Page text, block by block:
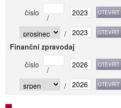
číslo
/
/
Finanční zpravodaj
číslo
/
/